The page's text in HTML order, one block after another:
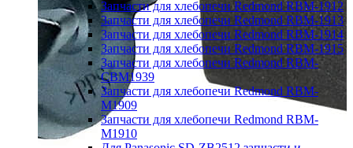
Запчасти для хлебопечи Redmond RBM-1912
Запчасти для хлебопечи Redmond RBM-1913
Запчасти для хлебопечи Redmond RBM-1914
Запчасти для хлебопечи Redmond RBM-1915
Запчасти для хлебопечи Redmond RBM-
CBM1939
Запчасти для хлебопечи Redmond RBM-
M1909
Запчасти для хлебопечи Redmond RBM-
M1910